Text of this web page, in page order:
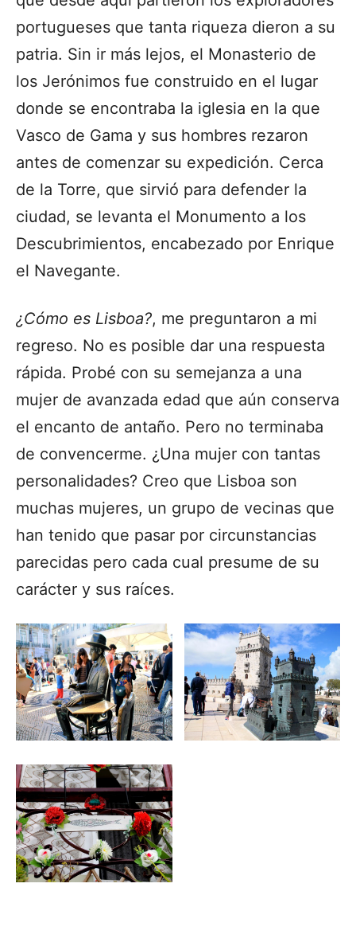
portugueses que tanta riqueza dieron a su
patria. Sin ir más lejos, el Monasterio de
los Jerónimos fue construido en el lugar
donde se encontraba la iglesia en la que
Vasco de Gama y sus hombres rezaron
antes de comenzar su expedición. Cerca
de la Torre, que sirvió para defender la
ciudad, se levanta el Monumento a los
Descubrimientos, encabezado por Enrique
el Navegante.
¿Cómo es Lisboa?, me preguntaron a mi
regreso. No es posible dar una respuesta
rápida. Probé con su semejanza a una
mujer de avanzada edad que aún conserva
el encanto de antaño. Pero no terminaba
de convencerme. ¿Una mujer con tantas
personalidades? Creo que Lisboa son
muchas mujeres, un grupo de vecinas que
han tenido que pasar por circunstancias
parecidas pero cada cual presume de su
carácter y sus raíces.